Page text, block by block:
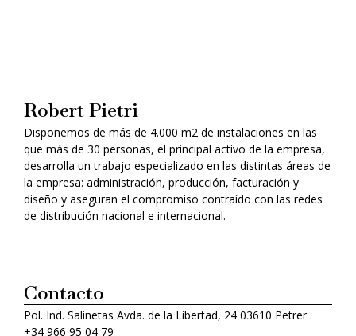
Robert Pietri
Disponemos de más de 4.000 m2 de instalaciones en las
que más de 30 personas, el principal activo de la empresa,
desarrolla un trabajo especializado en las distintas áreas de
la empresa: administración, producción, facturación y
diseño y aseguran el compromiso contraído con las redes
de distribución nacional e internacional.
Contacto
Pol. Ind. Salinetas Avda. de la Libertad, 24 03610 Petrer
+34 966 95 04 79